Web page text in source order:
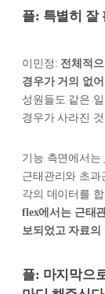
플: 특별히 잘
이민정: 전체적
경우가 거의 없
성원들도 같은
경우가 사라진
기능 측면에서는
근태관리와 초과
각의 데이터를
flex에서는 근태
보되었고 자료의
플: 마지막으